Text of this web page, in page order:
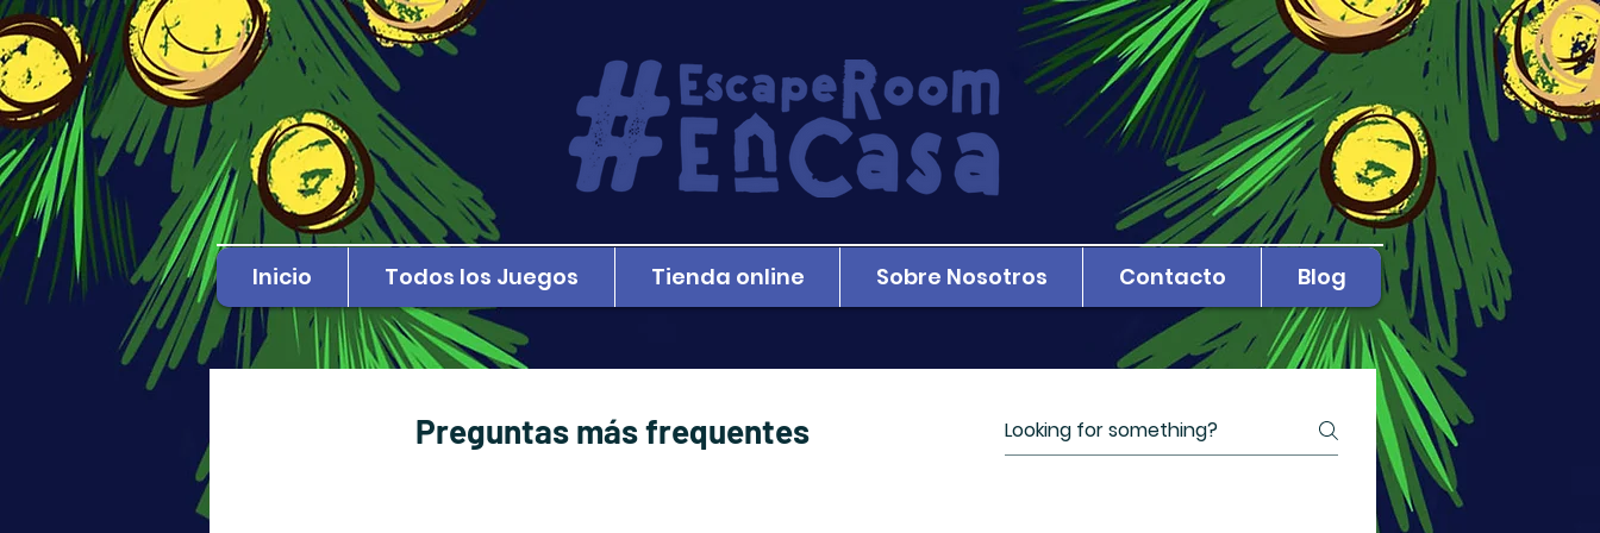
Inicio Todos los Juegos Tienda online Sobre Nosotros Contacto Blog
Preguntas más frequentes